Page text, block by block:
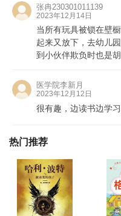
张冉230301011139
2023年12月14日
当所有玩具被锁在壁
起来又放下， 去幼儿
到小伙伴欺负时也是
医学院李新月
2023年12月12日
很有趣，边读书边学习
热门推荐